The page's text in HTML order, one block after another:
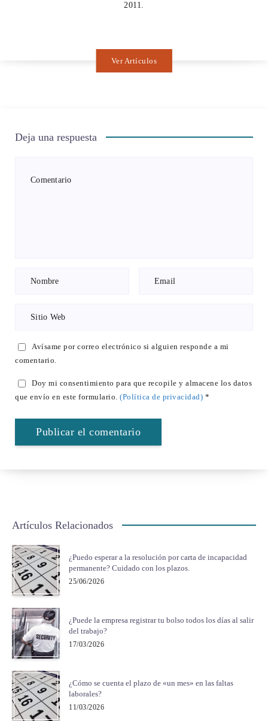
2011.
Ver Artículos
Deja una respuesta
Avísame por correo electrónico si alguien responde a mi
comentario.
Doy mi consentimiento para que recopile y almacene los datos
que envío en este formulario. (Política de privacidad) *
Artículos Relacionados
¿Puedo esperar a la resolución por carta de incapacidad
permanente? Cuidado con los plazos.
25/06/2026
¿Puede la empresa registrar tu bolso todos los días al salir
del trabajo?
17/03/2026
¿Cómo se cuenta el plazo de «un mes» en las faltas
laborales?
11/03/2026